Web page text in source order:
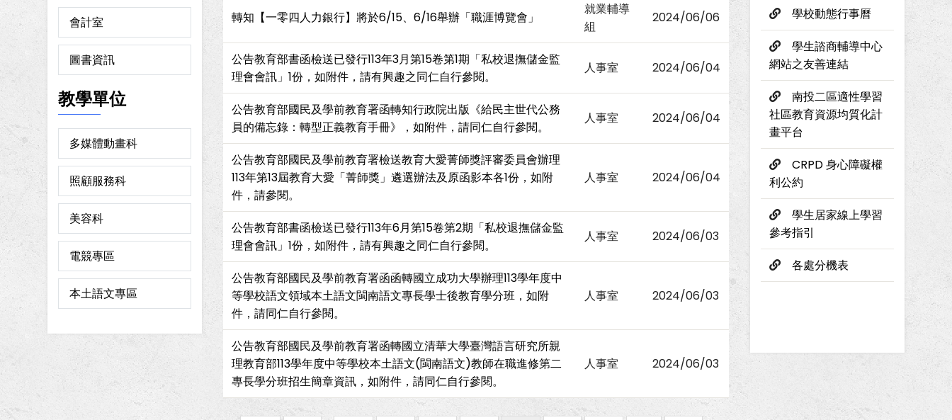
會計室
圖書資訊
教學單位
多媒體動畫科
照顧服務科
美容科
電競專區
本土語文專區
轉知【一零四人力銀行】將於6/15、6/16舉辦「職涯博覽會」
就業輔導
組
2024/06/06
公告教育部書函檢送已發行113年3月第15卷第1期「私校退撫儲金監
理會會訊」1份，如附件，請有興趣之同仁自行參閱。
人事室 2024/06/04
公告教育部國民及學前教育署函轉知行政院出版《給民主世代公務
員的備忘錄：轉型正義教育手冊》，如附件，請同仁自行參閱。
人事室 2024/06/04
公告教育部國民及學前教育署檢送教育大愛菁師獎評審委員會辦理
113年第13屆教育大愛「菁師獎」遴選辦法及原函影本各1份，如附
件，請參閱。
人事室 2024/06/04
公告教育部書函檢送已發行113年6月第15卷第2期「私校退撫儲金監
理會會訊」1份，如附件，請有興趣之同仁自行參閱。
人事室 2024/06/03
公告教育部國民及學前教育署函函轉國立成功大學辦理113學年度中
等學校語文領域本土語文閩南語文專長學士後教育學分班，如附
件，請同仁自行參閱。
人事室 2024/06/03
公告教育部國民及學前教育署函轉國立清華大學臺灣語言研究所親
理教育部113學年度中等學校本土語文(閩南語文)教師在職進修第二
專長學分班招生簡章資訊，如附件，請同仁自行參閱。
人事室 2024/06/03
學校動態行事曆
學生諮商輔導中心
網站之友善連結
南投二區適性學習
社區教育資源均質化計
畫平台
CRPD 身心障礙權
利公約
學生居家線上學習
參考指引
各處分機表